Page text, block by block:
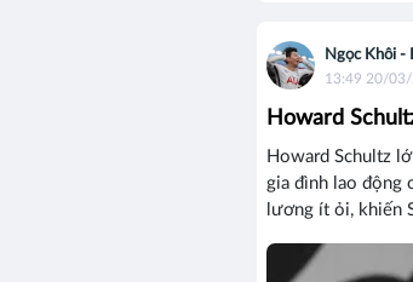
Ngọc Khôi -
13:49 20/
Howard
Howard Schultz
gia đình lao động
lương ít ỏi, khiến